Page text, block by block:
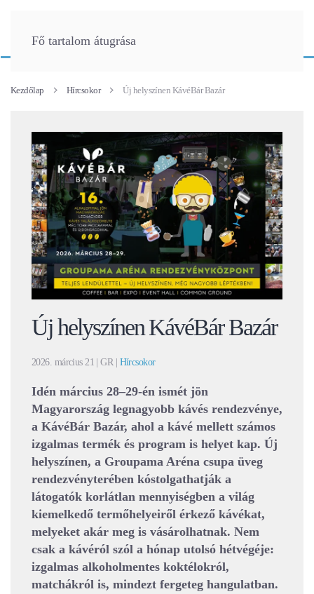
Fő tartalom átugrása
Kezdőlap Hírcsokor Új helyszínen KávéBár Bazár
Új helyszínen KávéBár Bazár
2026. március 21 | GR | Hírcsokor
Idén március 28–29-én ismét jön
Magyarország legnagyobb kávés rendezvénye,
a KávéBár Bazár, ahol a kávé mellett számos
izgalmas termék és program is helyet kap. Új
helyszínen, a Groupama Aréna csupa üveg
rendezvényterében kóstolgathatják a
látogatók korlátlan mennyiségben a világ
kiemelkedő termőhelyeiről érkező kávékat,
melyeket akár meg is vásárolhatnak. Nem
csak a kávéról szól a hónap utolsó hétvégéje:
izgalmas alkoholmentes koktélokról,
matchákról is, mindezt fergeteg hangulatban.